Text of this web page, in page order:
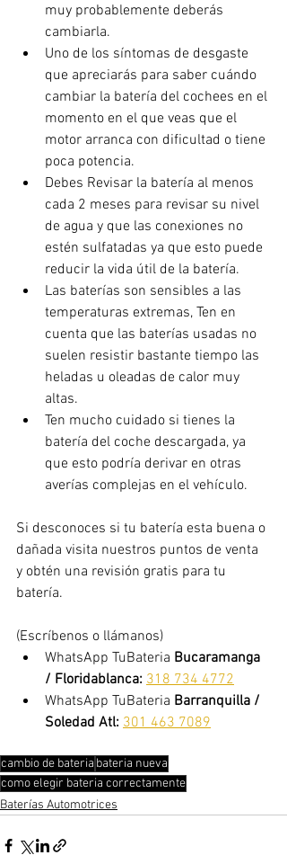
muy probablemente deberás
cambiarla.
Uno de los síntomas de desgaste
que apreciarás para saber cuándo
cambiar la batería del cochees en el
momento en el que veas que el
motor arranca con dificultad o tiene
poca potencia.
Debes Revisar la batería al menos
cada 2 meses para revisar su nivel
de agua y que las conexiones no
estén sulfatadas ya que esto puede
reducir la vida útil de la batería.
Las baterías son sensibles a las
temperaturas extremas, Ten en
cuenta que las baterías usadas no
suelen resistir bastante tiempo las
heladas u oleadas de calor muy
altas.
Ten mucho cuidado si tienes la
batería del coche descargada, ya
que esto podría derivar en otras
averías complejas en el vehículo.
Si desconoces si tu batería esta buena o
dañada visita nuestros puntos de venta
y obtén una revisión gratis para tu
batería.
(Escríbenos o llámanos)
WhatsApp TuBateria Bucaramanga
/ Floridablanca: 318 734 4772
WhatsApp TuBateria Barranquilla /
Soledad Atl: 301 463 7089
cambio de bateria bateria nueva
como elegir bateria correctamente
Baterías Automotrices